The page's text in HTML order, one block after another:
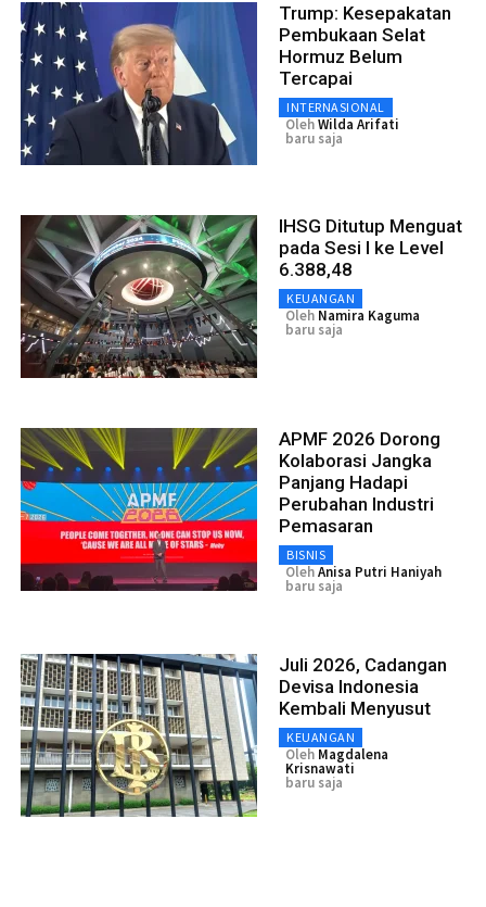
Trump: Kesepakatan
Pembukaan Selat
Hormuz Belum
Tercapai
INTERNASIONAL
OlehWilda Arifati
baru saja
IHSG Ditutup Menguat
pada Sesi I ke Level
6.388,48
KEUANGAN
Oleh Namira Kaguma
baru saja
APMF 2026 Dorong
Kolaborasi Jangka
Panjang Hadapi
Perubahan Industri
Pemasaran
BISNIS
OlehAnisa Putri Haniyah
baru saja
Juli 2026, Cadangan
Devisa Indonesia
Kembali Menyusut
KEUANGAN
Oleh Magdalena
Krisnawati
baru saja